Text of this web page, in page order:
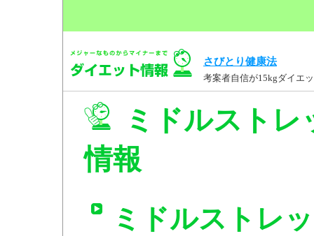
さびとり健康法
考案者自信が15kgダイエ
ミドルストレ
情報
ミドルストレ